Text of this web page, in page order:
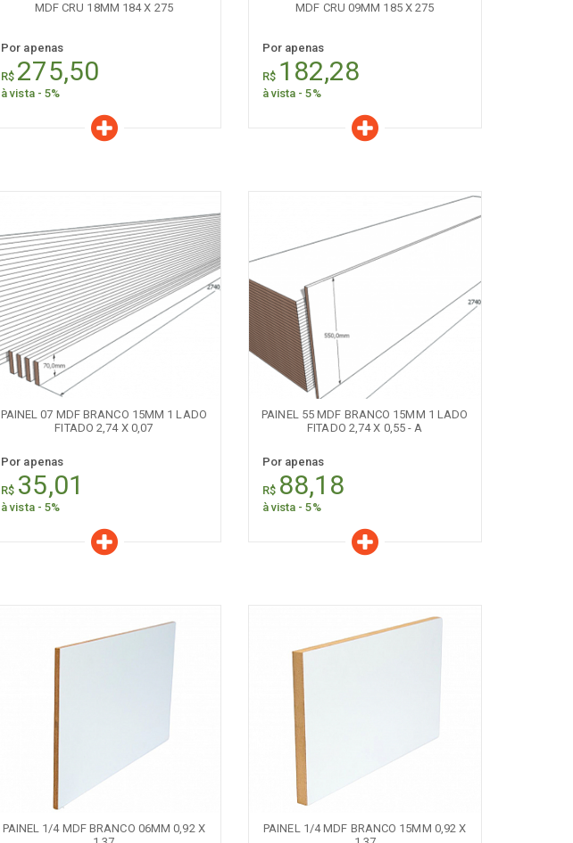
MDF CRU 18MM 184 X 275
Por apenas
R$ 275,50
à vista - 5%
MDF CRU 09MM 185 X 275
Por apenas
R$ 182,28
à vista - 5%
PAINEL 07 MDF BRANCO 15MM 1 LADO
FITADO 2,74 X 0,07
Por apenas
R$ 35,01
à vista - 5%
Características
Quantidade:
+
PAINEL 55 MDF BRANCO 15MM 1 LADO
FITADO 2,74 X 0,55 - A
Por apenas
R$ 88,18
à vista - 5%
Características
Quantidade:
+
PAINEL 1/4 MDF BRANCO 06MM 0,92 X
Características
Quantidade:
PAINEL 1/4 MDF BRANCO 15MM 0,92 X
Características